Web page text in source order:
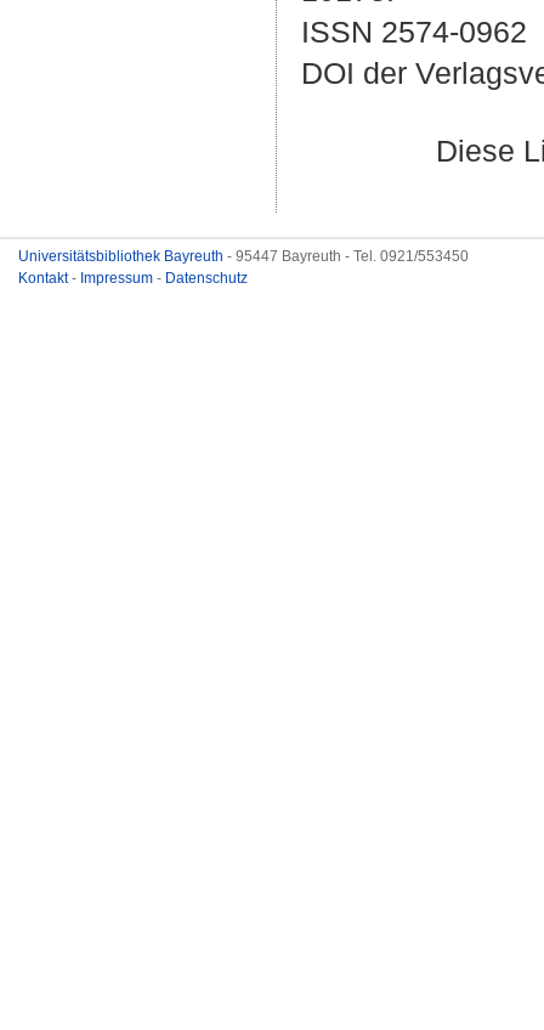
ISSN 2574-0962
DOI der
Diese
Universitätsbibliothek Bayreuth - 95447 Bayreuth - Tel. 0921/553450
Kontakt- Impressum - Datenschutz